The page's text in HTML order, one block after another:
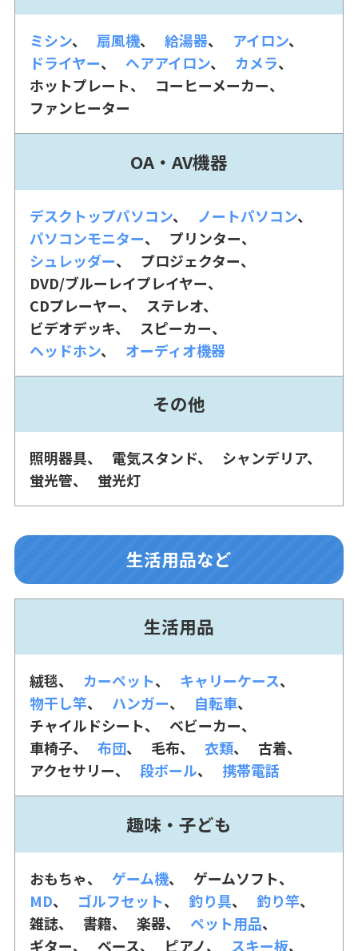
ミシン 扇風機 給湯器
アイロン
ドライヤー
ヘアアイロン
カメラ
ホットプレート
コーヒーメーカー
ファンヒーター
OA・AV機器
デスクトップパソコン
ノートパソコン
パソコンモニター
プリンター
シュレッダー
プロジェクター
DVD/ブルーレイプレイヤー
CDプレーヤー
ステレオ
ビデオデッキ
スピーカー
ヘッドホン
オーディオ機器
その他
照明器具 電気スタンド
シャンデリア
蛍光管
蛍光灯
生活用品など
生活用品
絨毯 カーペット
キャリーケース
物干し竿
ハンガー
自転車
チャイルドシート
ベビーカー
車椅子
布団 毛布 衣類
古着
アクセサリー
段ボール 携帯電話
趣味・子ども
おもちゃ ゲーム機
ゲームソフト
MD
ゴルフセット 釣り具
釣り竿
雑誌
書籍 楽器
ペット用品
ギター
ベース ピアノ スキー板